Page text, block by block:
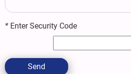
* Enter Security Code
Send